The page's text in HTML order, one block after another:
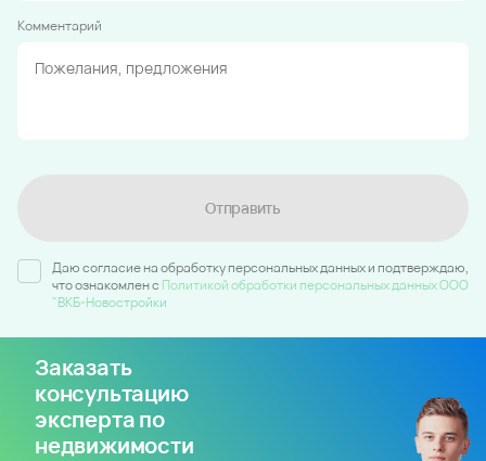
Комментарий
Отправить
Даю согласие на обработку персональных данных и подтверждаю,
что ознакомлен c Политикой обработки персональных данных ООО
"ВКБ-Новостройки
Заказать
консультацию
эксперта по
недвижимости